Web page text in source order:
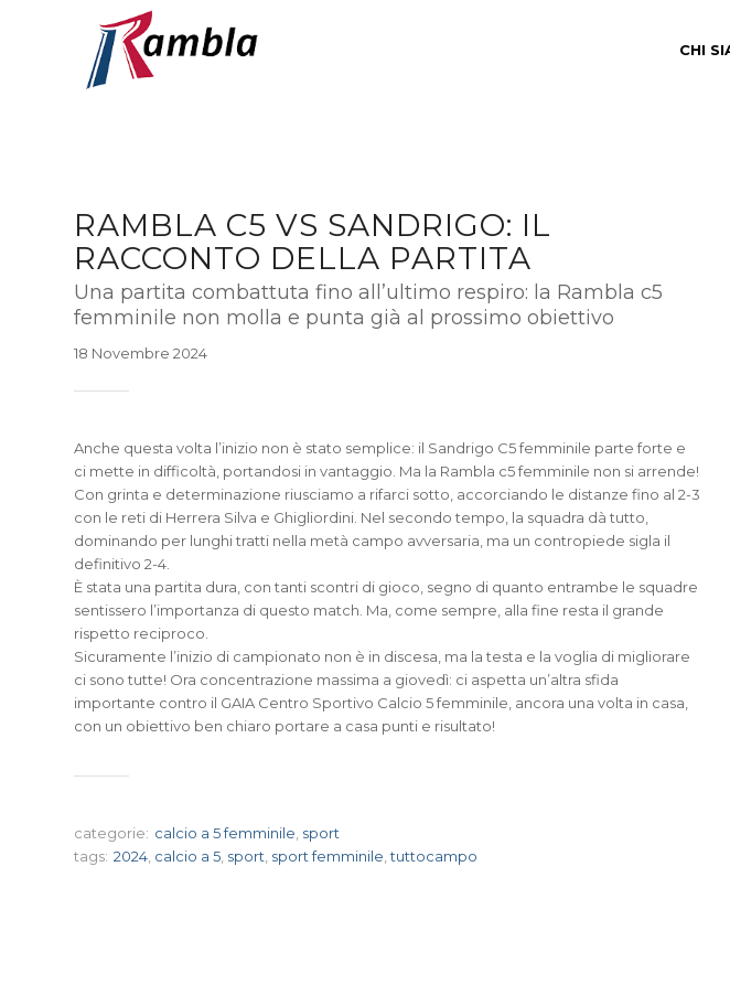
CHI
RAMBLA C5 VS SANDRIGO: IL
RACCONTO DELLA PARTITA
Una partita combattuta fino all’ultimo respiro: la Rambla c5
femminile non molla e punta già al prossimo obiettivo
18 Novembre 2024
Anche questa volta l’inizio non è stato semplice: il Sandrigo C5 femminile parte forte e
ci mette in difficoltà, portandosi in vantaggio. Ma la Rambla c5 femminile non si arrende!
Con grinta e determinazione riusciamo a rifarci sotto, accorciando le distanze fino al 2-3
con le reti di Herrera Silva e Ghigliordini. Nel secondo tempo, la squadra dà tutto,
dominando per lunghi tratti nella metà campo avversaria, ma un contropiede sigla il
definitivo 2-4.
È stata una partita dura, con tanti scontri di gioco, segno di quanto entrambe le squadre
sentissero l’importanza di questo match. Ma, come sempre, alla fine resta il grande
rispetto reciproco.
Sicuramente l’inizio di campionato non è in discesa, ma la testa e la voglia di migliorare
ci sono tutte! Ora concentrazione massima a giovedì: ci aspetta un’altra sfida
importante contro il GAIA Centro Sportivo Calcio 5 femminile, ancora una volta in casa,
con un obiettivo ben chiaro portare a casa punti e risultato!
categorie: calcio a 5 femminile, sport
tags: 2024, calcio a 5, sport, sport femminile,tuttocampo